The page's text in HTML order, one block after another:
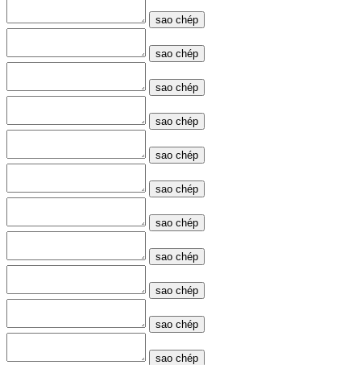
sao chép
sao chép
sao chép
sao chép
sao chép
sao chép
sao chép
sao chép
sao chép
sao chép
sao chép